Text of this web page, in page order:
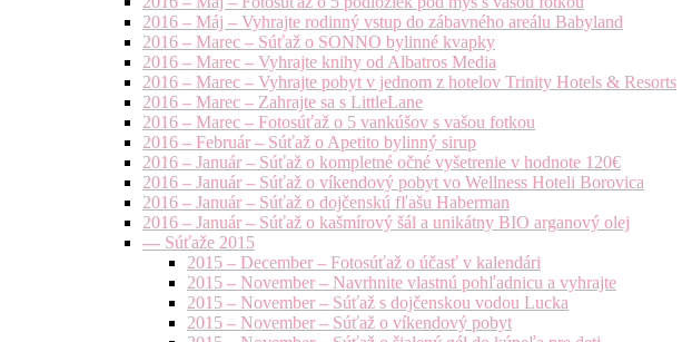
2016 – Máj – Vyhrajte rodinný vstup do zábavného areálu Babyland
2016 – Marec – Súťaž o SONNO bylinné kvapky
2016 – Marec – Vyhrajte knihy od Albatros Media
2016 – Marec – Vyhrajte pobyt v jednom z hotelov Trinity Hotels & Resorts
2016 – Marec – Zahrajte sa s LittleLane
2016 – Marec – Fotosúťaž o 5 vankúšov s vašou fotkou
2016 – Február – Súťaž o Apetito bylinný sirup
2016 – Január – Súťaž o kompletné očné vyšetrenie v hodnote 120€
2016 – Január – Súťaž o víkendový pobyt vo Wellness Hoteli Borovica
2016 – Január – Súťaž o dojčenskú fľašu Haberman
2016 – Január – Súťaž o kašmírový šál a unikátny BIO arganový olej
— Súťaže 2015
2015 – December – Fotosúťaž o účasť v kalendári
2015 – November – Navrhnite vlastnú pohľadnicu a vyhrajte
2015 – November – Súťaž s dojčenskou vodou Lucka
2015 – November – Súťaž o víkendový pobyt